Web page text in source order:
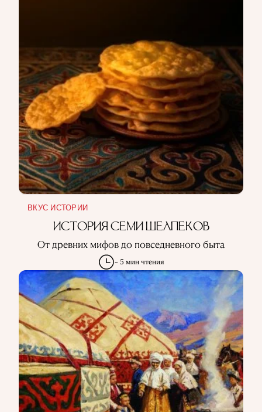
О ПРОЕКТЕ
РЕКЛАМА В QALAM
НАШИ АВТОРЫ
ВКУС ИСТОРИИ
ИСТОРИЯ СЕМИ ШЕЛПЕКОВ
От древних мифов до повседневного быта
~ 5 мин чтения